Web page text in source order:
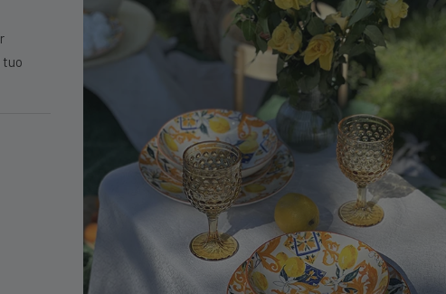
tuo
MINIMO DI 99€
Reactive Con Vassoio